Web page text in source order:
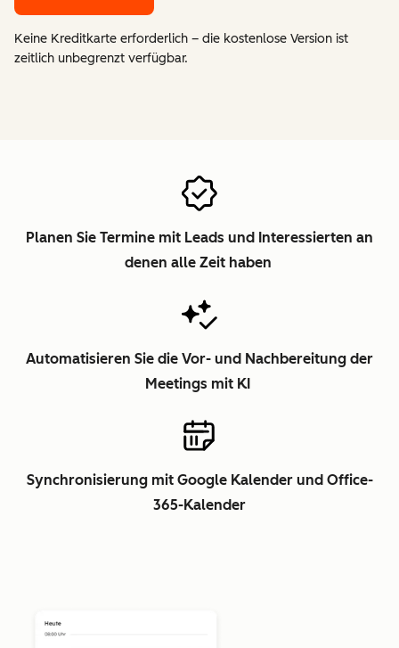
Keine Kreditkarte erforderlich – die kostenlose Version ist
zeitlich unbegrenzt verfügbar.
Planen Sie Termine mit Leads und Interessierten an
denen alle Zeit haben
Automatisieren Sie die Vor- und Nachbereitung der
Meetings mit KI
Synchronisierung mit Google Kalender und Office-
365-Kalender